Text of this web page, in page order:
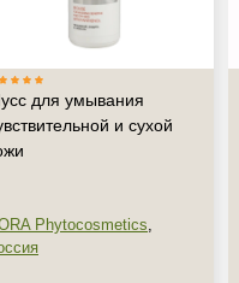
для умывания
и сухой
Phytocosmetics,